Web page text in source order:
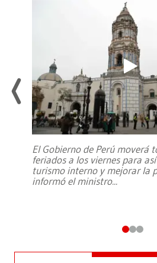
El Gobierno de Perú moverá
feriados a los viernes para
turismo interno y mejorar la
informó el ministro...